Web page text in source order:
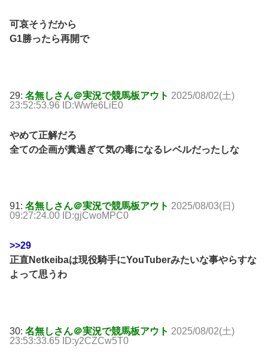
可哀そうだから
G1勝ったら再開で
29: 名無しさん＠実況で競馬板アウト 2025/08/02(土)
23:52:53.96 ID:Wwfe6LiE0
やめて正解だろ
全ての企画が糞過ぎて気の毒になるレベルだったしな
91: 名無しさん＠実況で競馬板アウト 2025/08/03(日)
09:27:24.00 ID:gjCwoMPC0
>>29
正直Netkeibaは現役騎手にYouTuberみたいな事やらすな
よって思うわ
30: 名無しさん＠実況で競馬板アウト 2025/08/02(土)
23:53:33.65 ID:y2CZCw5T0